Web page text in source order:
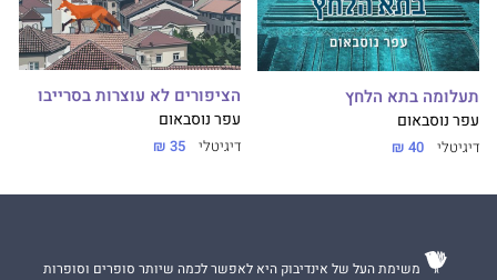
תעלומה בתא הלחץ
עפר נוסבאום
דיגיטלי 40 ₪
הציפורים לא עוצרות בסרייבו
עפר נוסבאום
דיגיטלי 35 ₪
משימת העל של אינדיבוק היא לאפשר לכמה שיותר סופרים וסופרות